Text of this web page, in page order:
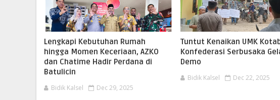
Lengkapi Kebutuhan Rumah
hingga Momen Keceriaan, AZKO
dan Chatime Hadir Perdana di
Batulicin
Bidik Kalsel Dec 29, 2025
Tuntut Kenaikan UMK
Konfederasi Serbusaka
Demo
Bidik Kalsel Dec 22, 2025